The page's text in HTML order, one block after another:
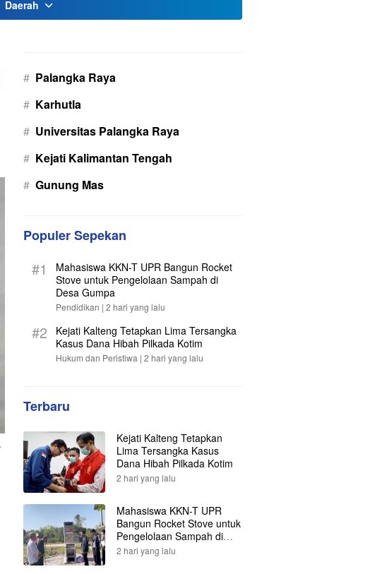
Daerah
# Palangka Raya
# Karhutla
# Universitas Palangka Raya
# Kejati Kalimantan Tengah
# Gunung Mas
Populer Sepekan
#1
Mahasiswa KKN-T UPR Bangun Rocket
Stove untuk Pengelolaan Sampah di
Desa Gumpa
Pendidikan | 2 hari yang lalu
#2
Kejati Kalteng Tetapkan Lima Tersangka
Kasus Dana Hibah Pilkada Kotim
Hukum dan Peristiwa | 2 hari yang lalu
Terbaru
Kejati Kalteng Tetapkan
Lima Tersangka Kasus
Dana Hibah Pilkada Kotim
2 hari yang lalu
Mahasiswa KKN-T UPR
Bangun Rocket Stove untuk
Pengelolaan Sampah di
Desa Gumpa
2 hari yang lalu